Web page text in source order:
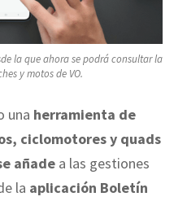
la que ahora se podrá consultar la
y motos de VO.
una herramienta de
ciclomotores y quads
añade a las gestiones
la aplicación Boletín